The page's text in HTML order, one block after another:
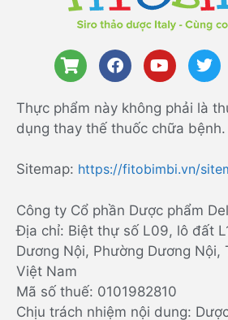
Thực phẩm này không phải là
dụng thay thế thuốc chữa bệnh.
Sitemap: https://fitobimbi.vn/
Công ty Cổ phần Dược phẩm
Địa chỉ: Biệt thự số L09, lô đất
Dương Nội, Phường Dương Nội,
Việt Nam
Mã số thuế: 0101982810
Chịu trách nhiệm nội dung: